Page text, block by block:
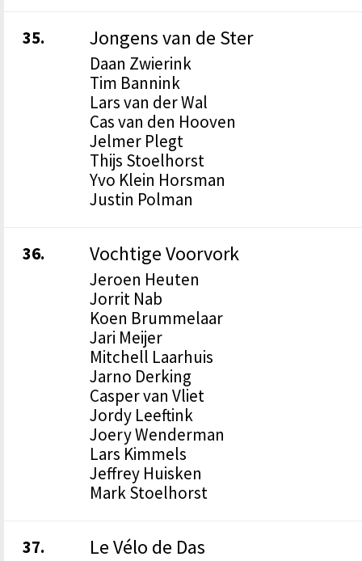
35. Jongens van de Ster
Daan Zwierink
Tim Bannink
Lars van der Wal
Cas van den Hooven
Jelmer Plegt
Thijs Stoelhorst
Yvo Klein Horsman
Justin Polman
36. Vochtige Voorvork
Jeroen Heuten
Jorrit Nab
Koen Brummelaar
Jari Meijer
Mitchell Laarhuis
Jarno Derking
Casper van Vliet
Jordy Leeftink
Joery Wenderman
Lars Kimmels
Jeffrey Huisken
Mark Stoelhorst
37. Le Vélo de Das